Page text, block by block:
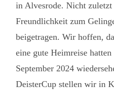
in Alvesrode. Nicht zuletzt
Freundlichkeit zum
beigetragen. Wir hoffen,
eine gute Heimreise
September 2024
DeisterCup stellen wir in